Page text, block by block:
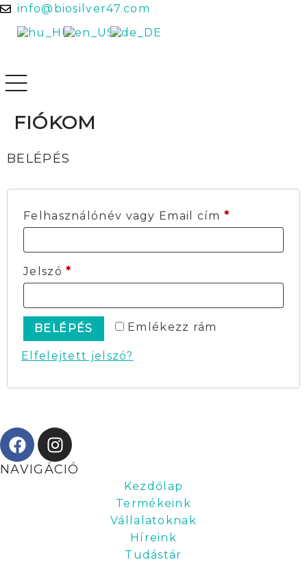
info@biosilver47.com
FIÓKOM
BELÉPÉS
Felhasználónév vagy Email cím *
Jelszó*
Emlékezz rám
BELÉPÉS
Elfelejtett jelszó?
NAVIGÁCIÓ
Kezdőlap
Termékeink
Vállalatoknak
Híreink
Tudástár